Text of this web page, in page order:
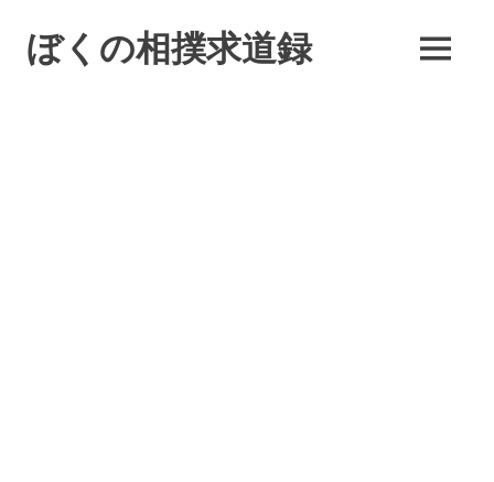
ぼくの相撲求道録 MENU